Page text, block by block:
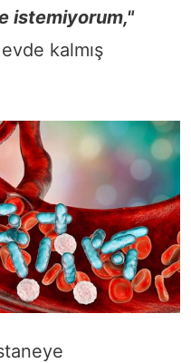
istemiyorum,"
kalmış